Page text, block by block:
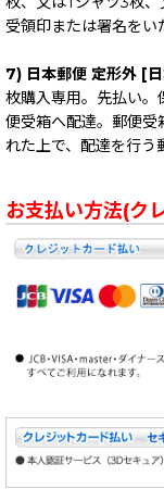
受領印または署名をい
7) 日本郵便 定形外 [日
枚購入専用。先払い
便受箱へ配達。郵便受
れた上で、配達を行う
お支払い方法(ク